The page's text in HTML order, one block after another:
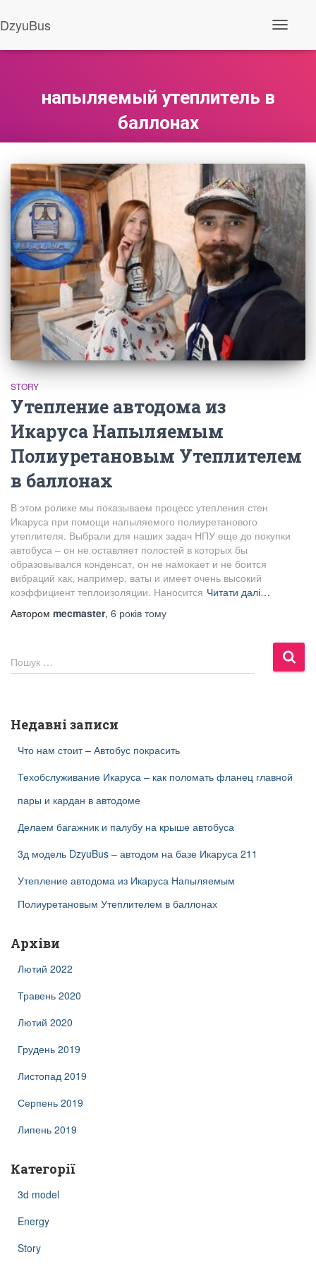
DzyuBus
напыляемый утеплитель в
баллонах
STORY
Утепление автодома из
Икаруса Напыляемым
Полиуретановым Утеплителем
в баллонах
В этом ролике мы показываем процесс утепления стен
Икаруса при помощи напыляемого полиуретанового
утеплителя. Выбрали для наших задач НПУ еще до покупки
автобуса – он не оставляет полостей в которых бы
образовывался конденсат, он не намокает и не боится
вибраций как, например, ваты и имеет очень высокий
коэффициент теплоизоляции. Наносится Читати далі…
Автором mecmaster, 6 років тому
о
:
Пошук …
Недавні записи
Что нам стоит – Автобус покрасить
Техобслуживание Икаруса – как поломать фланец главной
пары и кардан в автодоме
Делаем багажник и палубу на крыше автобуса
3д модель DzyuBus – автодом на базе Икаруса 211
Утепление автодома из Икаруса Напыляемым
Полиуретановым Утеплителем в баллонах
Архіви
Лютий 2022
Травень 2020
Лютий 2020
Грудень 2019
Листопад 2019
Серпень 2019
Липень 2019
Категорії
3d model
Energy
Story